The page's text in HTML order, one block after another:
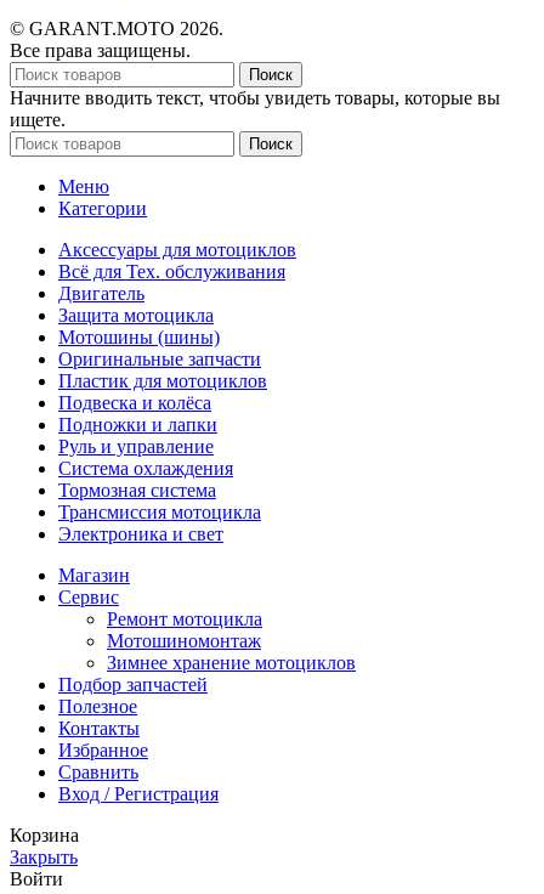
© GARANT.MOTO 2026.
Все права защищены.
Поиск
Начните вводить текст, чтобы увидеть товары, которые вы
ищете.
Поиск
Меню
Категории
Аксессуары для мотоциклов
Всё для Тех. обслуживания
Двигатель
Защита мотоцикла
Мотошины (шины)
Оригинальные запчасти
Пластик для мотоциклов
Подвеска и колёса
Подножки и лапки
Руль и управление
Система охлаждения
Тормозная система
Трансмиссия мотоцикла
Электроника и свет
Магазин
Сервис
Ремонт мотоцикла
Мотошиномонтаж
Зимнее хранение мотоциклов
Подбор запчастей
Полезное
Контакты
Избранное
Сравнить
Вход / Регистрация
Корзина
Закрыть
Войти